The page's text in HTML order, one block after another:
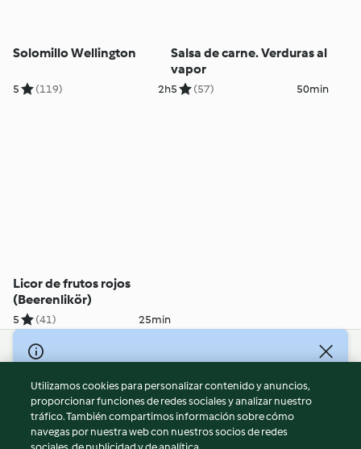
Solomillo Wellington
5 (119) 2h
Salsa de carne. Verduras al
vapor
5 (57) 50min
Licor de frutos rojos
(Beerenlikör)
5 (41) 25min
© Copyright 2026
Términos de uso
Política de privacidad
Aviso legal
Utilizamos cookies para personalizar contenido y anuncios,
proporcionar funciones de redes sociales y analizar nuestro
tráfico. También compartimos información sobre cómo
navegas por nuestra web con nuestros socios de redes